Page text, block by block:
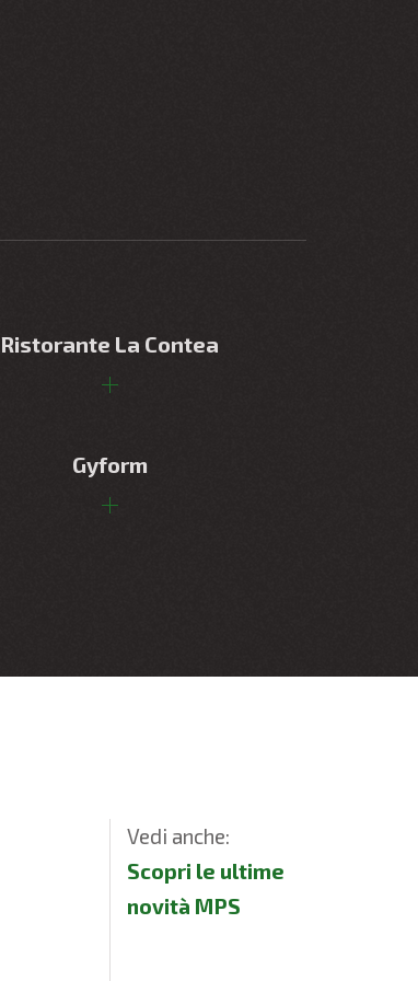
Ristorante La Contea
Gyform
Vedi anche:
Scopri le ultime
novità MPS